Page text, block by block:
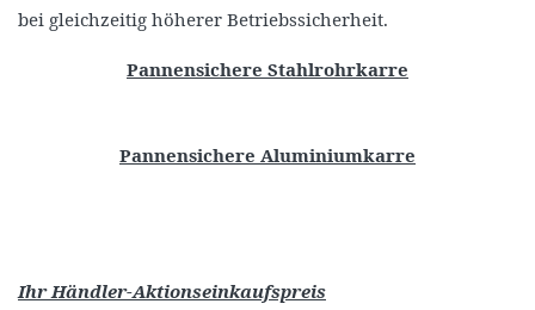
bei gleichzeitig höherer Betriebssicherheit.
Pannensichere Stahlrohrkarre
Pannensichere Aluminiumkarre
Ihr Händler-Aktionseinkaufspreis